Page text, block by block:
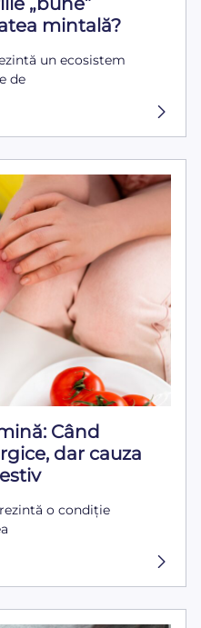
mintală?
un ecosistem
de
Când
dar cauza
o condiție